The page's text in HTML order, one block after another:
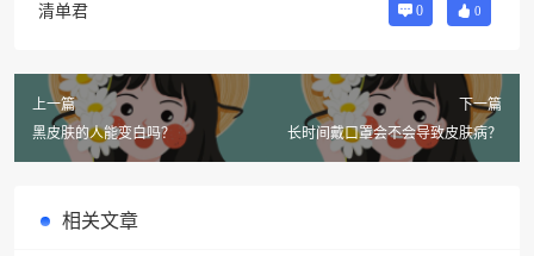
清单君 0 0
上一篇
黑皮肤的人能变白吗？
下一篇
长时间戴口罩会不会导致皮肤病？
相关文章